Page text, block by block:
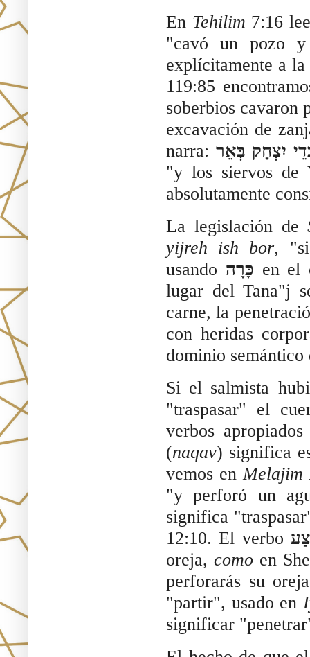
En Tehilim 7:16
"cavó un pozo
explícitamente a
119:85
soberbios cavaron
excavación de
narra: יִצְחָק בְּאֵר
"y los siervos de
absolutamente
La legislación de
yijreh ish bor, "si
usando כָּרָה en el
lugar del Tana"j
carne, la
con heridas
dominio
Si el salmista
"traspasar" el
verbos
(naqav) significa
vemos en Melajim
"y perforó un
significa
12:10. El verbo
oreja,como en
perforarás su
"partir", usado en
significar